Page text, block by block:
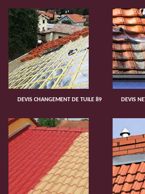
DEVIS CHANGEMENT DE TUILE 89 DEVIS